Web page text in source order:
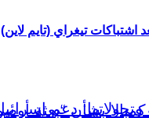
اشتباكات تيغراي (تايم لاين)